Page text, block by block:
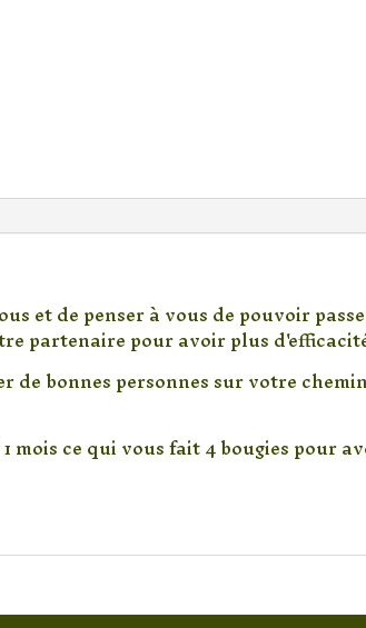
et de penser à vous de pouvoir
partenaire pour avoir plus
de bonnes personnes sur votre
mois ce qui vous fait 4 bougies pour